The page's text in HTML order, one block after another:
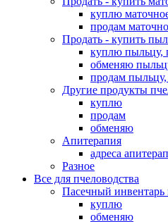
куплю
продам
Продать - купить
куплю пыльцу,
обменяю
продам пыльцу,
Другие продукты
куплю
продам
обменяю
Апитерапия
адреса
Разное
Все для пчеловодства
Пасечный
куплю
обменяю